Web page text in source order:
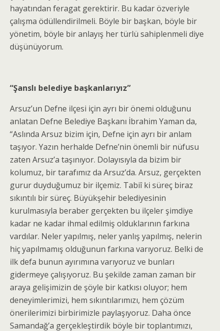
hayatından feragat gerektirir. Bu kadar özveriyle
çalışma ödüllendirilmeli. Böyle bir başkan, böyle bir
yönetim, böyle bir anlayış her türlü sahiplenmeli diye
düşünüyorum.
“Şanslı belediye başkanlarıyız”
Arsuz’un Defne ilçesi için ayrı bir önemi olduğunu
anlatan Defne Belediye Başkanı İbrahim Yaman da,
“Aslında Arsuz bizim için, Defne için ayrı bir anlam
taşıyor. Yazın herhalde Defne’nin önemli bir nüfusu
zaten Arsuz’a taşınıyor. Dolayısıyla da bizim bir
kolumuz, bir tarafımız da Arsuz’da. Arsuz, gerçekten
gurur duyduğumuz bir ilçemiz. Tabiî ki süreç biraz
sıkıntılı bir süreç. Büyükşehir belediyesinin
kurulmasıyla beraber gerçekten bu ilçeler şimdiye
kadar ne kadar ihmal edilmiş olduklarının farkına
vardılar. Neler yapılmış, neler yanlış yapılmış, nelerin
hiç yapılmamış olduğunun farkına varıyoruz. Belki de
ilk defa bunun ayırımına varıyoruz ve bunları
gidermeye çalışıyoruz. Bu şekilde zaman zaman bir
araya gelişimizin de şöyle bir katkısı oluyor; hem
deneyimlerimizi, hem sıkıntılarımızı, hem çözüm
önerilerimizi birbirimizle paylaşıyoruz. Daha önce
Samandağ’a gerçekleştirdik böyle bir toplantımızı,